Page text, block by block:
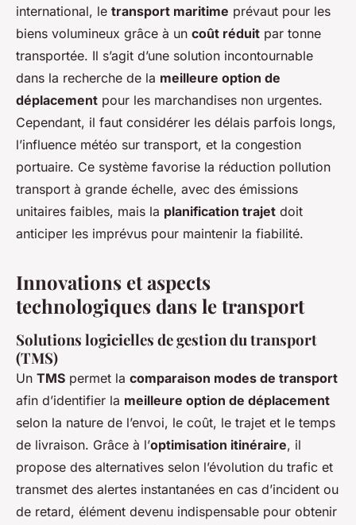
international, le transport maritime prévaut pour les
biens volumineux grâce à un coût réduit par tonne
transportée. Il s’agit d’une solution incontournable
dans la recherche de la meilleure option de
déplacement pour les marchandises non urgentes.
Cependant, il faut considérer les délais parfois longs,
l’influence météo sur transport, et la congestion
portuaire. Ce système favorise la réduction pollution
transport à grande échelle, avec des émissions
unitaires faibles, mais la planification trajet doit
anticiper les imprévus pour maintenir la fiabilité.
Innovations et aspects
technologiques dans le transport
Solutions logicielles de gestion du transport
(TMS)
Un TMS permet la comparaison modes de transport
afin d’identifier la meilleure option de déplacement
selon la nature de l’envoi, le coût, le trajet et le temps
de livraison. Grâce à l’optimisation itinéraire, il
propose des alternatives selon l’évolution du trafic et
transmet des alertes instantanées en cas d’incident ou
de retard, élément devenu indispensable pour obtenir